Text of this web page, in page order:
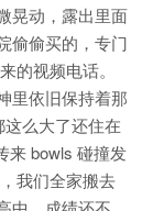
晃动，露出里面
偷偷买的，专门
的视频电话。
里依旧保持着那
么大了还住在
来 bowls 碰撞发
我们全家搬去